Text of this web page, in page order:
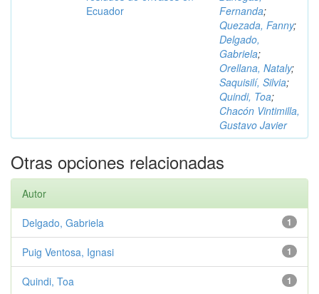
Ecuador
Fernanda;
Quezada, Fanny;
Delgado,
Gabriela;
Orellana, Nataly;
Saquisilí, Silvia;
Quindi, Toa;
Chacón Vintimilla,
Gustavo Javier
Otras opciones relacionadas
Autor
1
Delgado, Gabriela
1
Puig Ventosa, Ignasi
1
Quindi, Toa